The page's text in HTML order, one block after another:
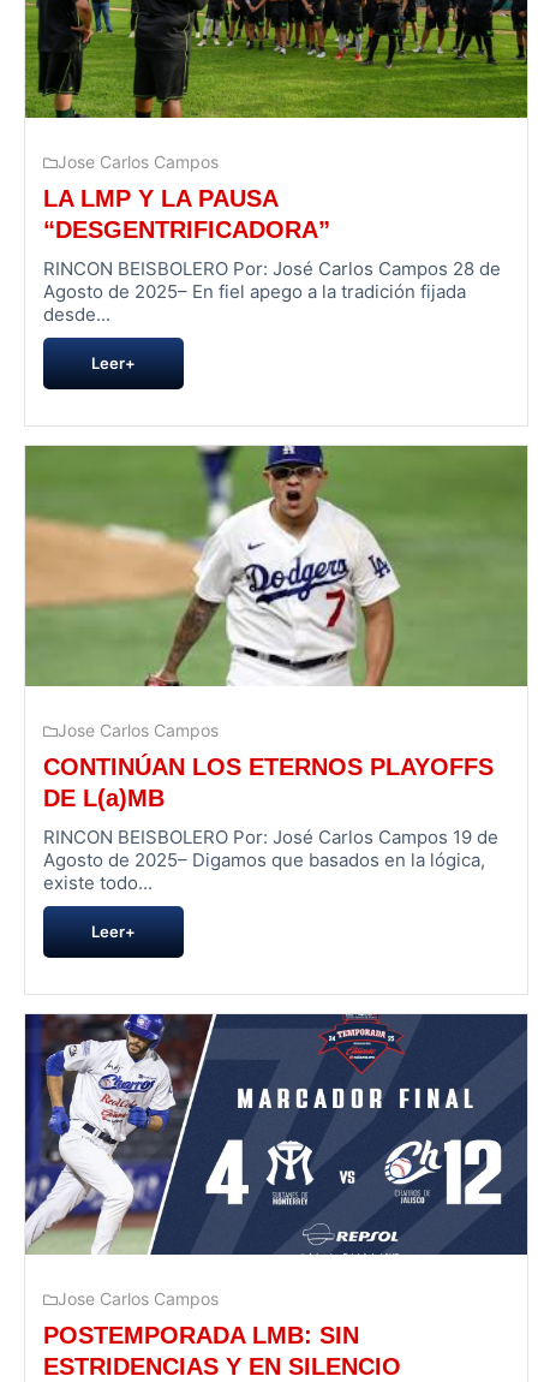
Jose Carlos Campos
LA LMP Y LA PAUSA
“DESGENTRIFICADORA”
RINCON BEISBOLERO Por: José Carlos Campos 28 de
Agosto de 2025– En fiel apego a la tradición fijada
desde...
Leer+
Jose Carlos Campos
CONTINÚAN LOS ETERNOS PLAYOFFS
DE L(a)MB
RINCON BEISBOLERO Por: José Carlos Campos 19 de
Agosto de 2025– Digamos que basados en la lógica,
existe todo...
Leer+
Jose Carlos Campos
POSTEMPORADA LMB: SIN
ESTRIDENCIAS Y EN SILENCIO